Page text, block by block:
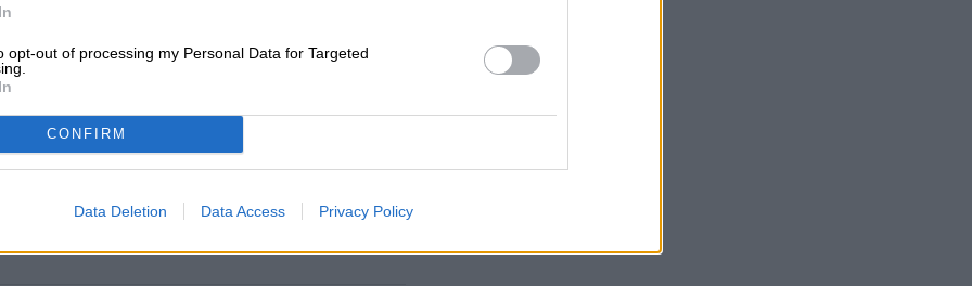
opt-out of processing my Personal Data for Targeted
CONFIRM
Data Deletion Data Access Privacy Policy